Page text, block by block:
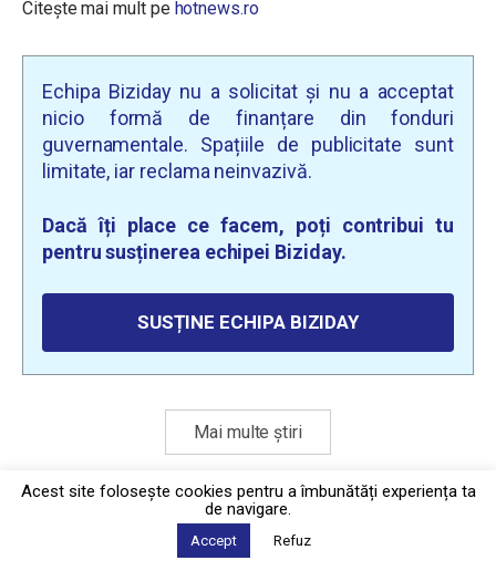
Citește mai mult pe hotnews.ro
Echipa Biziday nu a solicitat și nu a acceptat
nicio formă de finanțare din fonduri
guvernamentale. Spațiile de publicitate sunt
limitate, iar reclama neinvazivă.
Dacă îți place ce facem, poți contribui tu
pentru susținerea echipei Biziday.
SUSȚINE ECHIPA BIZIDAY
Mai multe știri
Politica de confidențialitate
2026 © Biziday
Acest site foloseşte cookies pentru a îmbunătăți experiența ta
de navigare.
Accept Refuz